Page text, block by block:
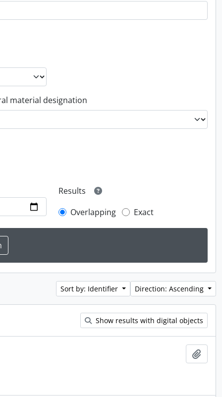
material designation
Results
Overlapping
Exact
Sort by: Identifier Direction: Ascending
Show results with digital objects